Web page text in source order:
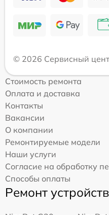
© 2026 Сервисный
Стоимость ремонта
Оплата и доставка
Контакты
Вакансии
О компании
Ремонтируемые модели
Наши услуги
Согласие на обработку
Способы оплаты
Ремонт устройств